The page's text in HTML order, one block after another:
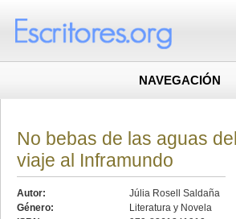
NAVEGACIÓN
No bebas de las aguas
viaje al Inframundo
Autor:
Júlia Rosell Saldaña
Género:
Literatura y Novela